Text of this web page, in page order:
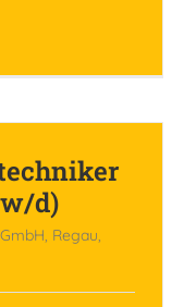
d)
Regau,